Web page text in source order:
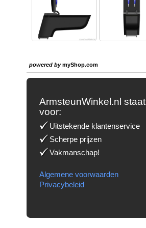
powered bymyShop.com
ArmsteunWinkel.nl staat
voor:
Uitstekende klantenservice
Scherpe prijzen
Vakmanschap!
Algemene voorwaarden
Privacybeleid